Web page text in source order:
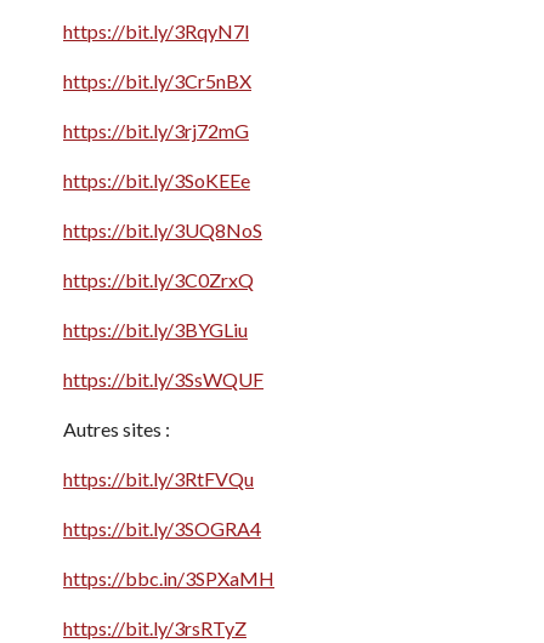
https://bit.ly/3RqyN7l
https://bit.ly/3Cr5nBX
https://bit.ly/3rj72mG
https://bit.ly/3SoKEEe
https://bit.ly/3UQ8NoS
https://bit.ly/3C0ZrxQ
https://bit.ly/3BYGLiu
https://bit.ly/3SsWQUF
Autres sites :
https://bit.ly/3RtFVQu
https://bit.ly/3SOGRA4
https://bbc.in/3SPXaMH
https://bit.ly/3rsRTyZ